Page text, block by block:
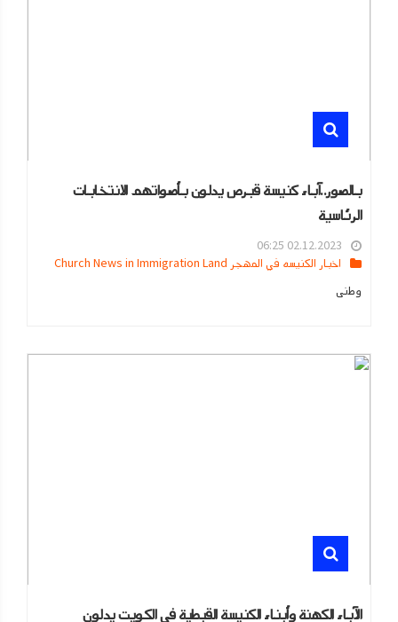
بالصور..آباء كنيسة قبرص يدلون بأصواتهم الانتخابات
الرئاسية
02.12.2023 06:25
اخبار الكنيسه في المهجر Church News in Immigration Land
وطنى
الآباء الكهنة وأبناء الكنيسة القبطية في الكويت يدلون